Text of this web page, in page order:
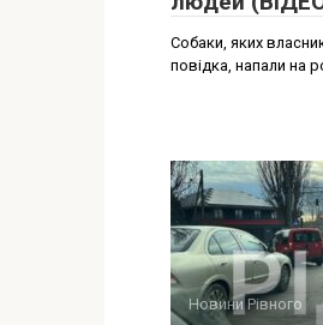
Собаки, яких
повідка, напали на
Новини Рівного